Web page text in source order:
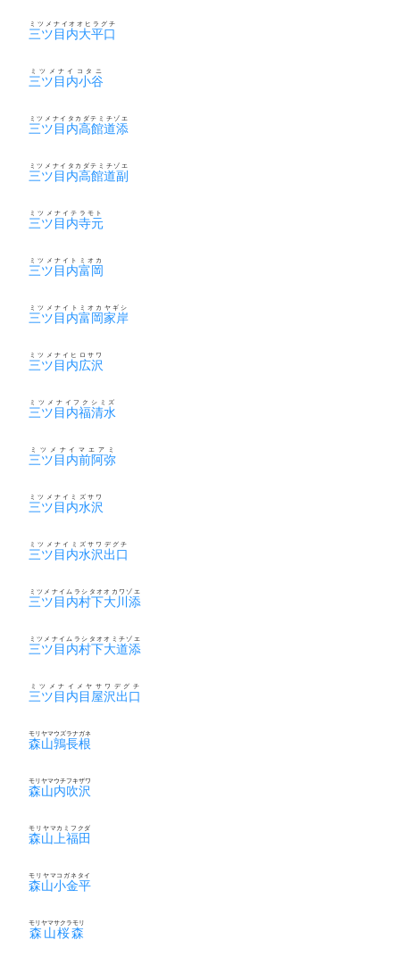
三ツ目内大平口
ミツメナイオオヒラグチ
三ツ目内小谷
ミツメナイコタニ
三ツ目内高館道添
ミツメナイタカダテミチゾエ
三ツ目内高館道副
ミツメナイタカダテミチゾエ
三ツ目内寺元
ミツメナイテラモト
三ツ目内富岡
ミツメナイトミオカ
三ツ目内富岡家岸
ミツメナイトミオカヤギシ
三ツ目内広沢
ミツメナイヒロサワ
三ツ目内福清水
ミツメナイフクシミズ
三ツ目内前阿弥
ミツメナイマエアミ
三ツ目内水沢
ミツメナイミズサワ
三ツ目内水沢出口
ミツメナイミズサワデグチ
三ツ目内村下大川添
ミツメナイムラシタオオカワゾエ
三ツ目内村下大道添
ミツメナイムラシタオオミチゾエ
三ツ目内目屋沢出口
ミツメナイメヤサワデグチ
森山鶉長根
モリヤマウズラナガネ
森山内吹沢
モリヤマウチフキザワ
森山上福田
モリヤマカミフクダ
森山小金平
モリヤマコガネタイ
森山桜森
モリヤマサクラモリ